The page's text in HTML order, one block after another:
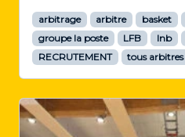
arbitrage arbitre basket
groupe la poste
LFB lnb
RECRUTEMENT
tous arbitres